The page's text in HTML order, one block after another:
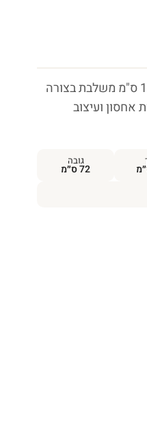
מיטת יחיד בגודל 100×190 ס"מ משלבת בצורה
אחסון ועיצוב
גובה
72 ס״מ